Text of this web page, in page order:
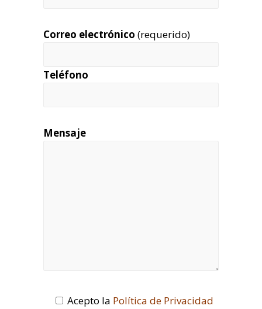
Correo electrónico (requerido)
Teléfono
Mensaje
Acepto la Política de Privacidad